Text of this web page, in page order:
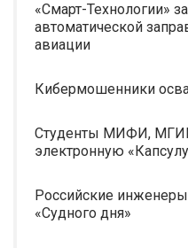
«Смарт-Технологии»
автоматической
авиации
Кибермошенники
Студенты МИФИ,
электронную
Российские инженеры
«Судного дня»